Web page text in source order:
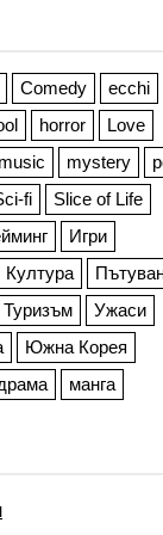
Comedy
ecchi
horror
Love
music mystery
fi
Slice of Life
Игри
Култура
Туризъм
Ужаси
Южна Корея
манга